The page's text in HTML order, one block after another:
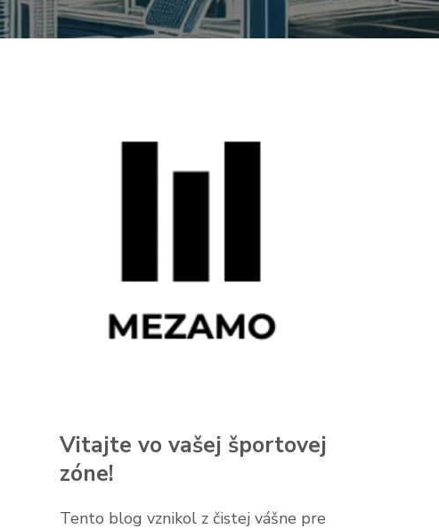
Vitajte vo vašej športovej
zóne!
Tento blog vznikol z čistej vášne pre